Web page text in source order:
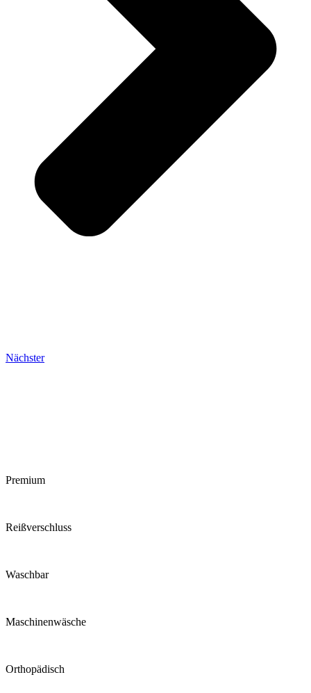
Nächster
Premium
Reiß­verschluss
Waschbar
Maschinen­wäsche
Ortho­pädisch